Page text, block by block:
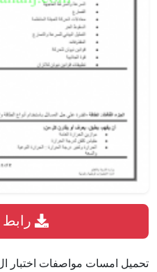
تحميل امسات مواصفات اختبار